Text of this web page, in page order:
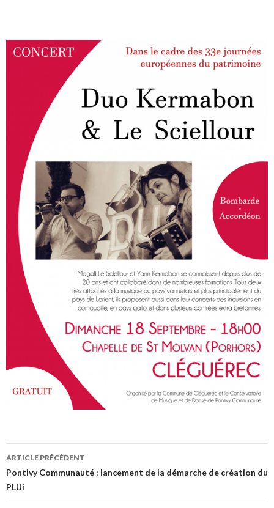
Navigation
des
ARTICLE PRÉCÉDENT
Pontivy Communauté : lancement de la démarche de création du
PLUi